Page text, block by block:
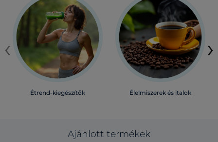
Étrend-kiegészítők Élelmiszerek és italok
‹ ›
Ajánlott termékek